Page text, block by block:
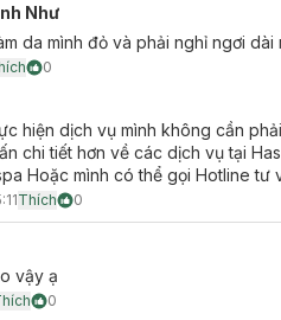
Công nghệ IPL
ban sau mụn, giãn
nếu không được điều trị kịp thời
khiến làn da trở nên kém
mụn, giãn mao mạch bằng IPL
tố, làm sáng và đều màu các vùng
Như
da mình đỏ và phải nghỉ ngơi dài
0
hiện dịch vụ mình không cần
chi tiết hơn về các dịch vụ tại
Hoặc mình có thể gọi Hotline
Thích 0
vậy ạ
0